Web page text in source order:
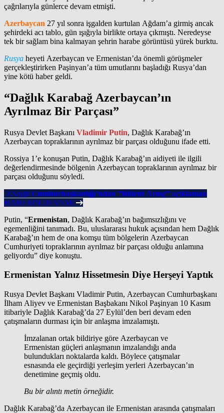
çağrılarıyla günlerce devam etmişti.
Azerbaycan 27 yıl sonra işgalden kurtulan Ağdam’a girmiş ancak
şehirdeki acı tablo, gün ışığıyla birlikte ortaya çıkmıştı. Neredeyse
tek bir sağlam bina kalmayan şehrin harabe görüntüsü yürek burktu.
Rusya heyeti Azerbaycan ve Ermenistan’da önemli görüşmeler
gerçekleştirirken Paşinyan’a tüm umutlarını başladığı Rusya’dan
yine kötü haber geldi.
“Dağlık Karabağ Azerbaycan’ın
Ayrılmaz Bir Parçası”
Rusya Devlet Başkanı Vladimir Putin, Dağlık Karabağ’ın
Azerbaycan topraklarının ayrılmaz bir parçası olduğunu ifade etti.
Rossiya 1’e konuşan Putin, Dağlık Karabağ’ın aidiyeti ile ilgili
değerlendirmesinde bölgenin Azerbaycan topraklarının ayrılmaz bir
parçası olduğunu söyledi.
3.Sayfa Cumhurbaşkanlığı’ndan ”Bülent Arınç” açıklaması
HABERİN DEVAMI
Putin, “Ermenistan, Dağlık Karabağ’ın bağımsızlığını ve
egemenliğini tanımadı. Bu, uluslararası hukuk açısından hem Dağlık
Karabağ’ın hem de ona komşu tüm bölgelerin Azerbaycan
Cumhuriyeti topraklarının ayrılmaz bir parçası olduğu anlamına
geliyordu” diye konuştu.
Ermenistan Yalnız Hissetmesin Diye Herşeyi Yaptık
Rusya Devlet Başkanı Vladimir Putin, Azerbaycan Cumhurbaşkanı
İlham Aliyev ve Ermenistan Başbakanı Nikol Paşinyan 10 Kasım
itibariyle Dağlık Karabağ’da 27 Eylül’den beri devam eden
çatışmaların durması için bir anlaşma imzalamıştı.
İmzalanan ortak bildiriye göre Azerbaycan ve
Ermenistan güçleri anlaşmanın imzalandığı anda
bulundukları noktalarda kaldı. Böylece çatışmalar
esnasında ele geçirdiği yerleşim yerleri Azerbaycan’ın
denetimine geçmiş oldu.
Bu bir alıntı metin örneğidir.
Dağlık Karabağ’da Azerbaycan ile Ermenistan arasında çatışmaları